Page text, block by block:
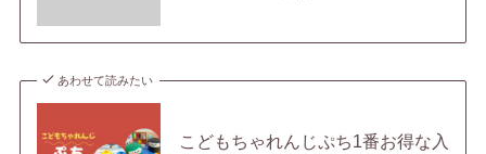
あわせて読みたい
こどもちゃれんじぷち1番お得な入